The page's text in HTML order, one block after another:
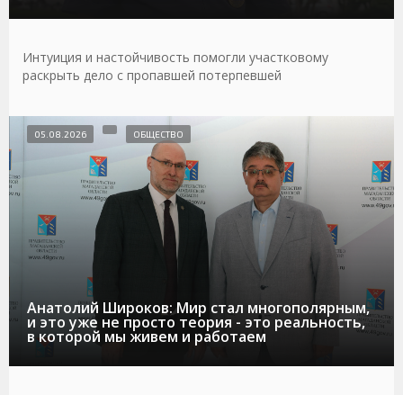
Интуиция и настойчивость помогли участковому
раскрыть дело с пропавшей потерпевшей
Анатолий Широков: Мир стал многополярным,
и это уже не просто теория - это реальность,
в которой мы живем и работаем
05.08.2026 ОБЩЕСТВО